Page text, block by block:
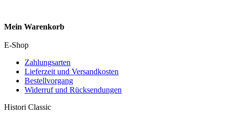
Mein Warenkorb
E-Shop
Zahlungsarten
Lieferzeit und Versandkosten
Bestellvorgang
Widerruf und Rücksendungen
Histori Classic